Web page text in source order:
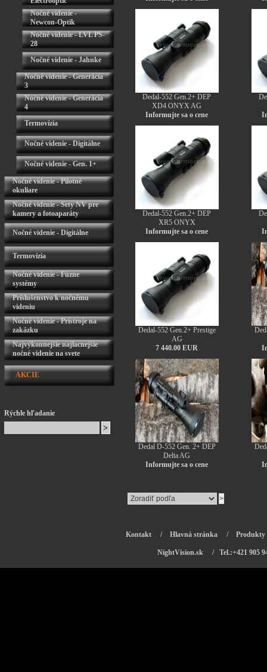
Nočné videnie -
Newcon-Optik
Nočné videnie - LVL PS-
28
Nočné videnie - Jahnke
Nočné videnie - Generácia
3
Nočné videnie - Generácia
4
Termovízia
Nočné videnie - Digitálne
Nočné videnie - Gen. 1+
Nočné videnie - Pilotné
okuliare
Nočné videnie - Sety NV pre
kamery a fotoaparáty
Nočné videnie - Digitálne
Termovízia
Nočné videnie - Fúzne
systémy
Príslušenstvo k nočnému
videniu
Nočné videnie - Prístroje na
zakázku
Najvýkonnejšie najlacnejšie
nočné videnie na svete
AKCIE
Rýchle hľadanie
Dedal-552 Gen.2+ DEP
XD4 ONYX AG
Informujte sa o cene
Dedal-552 Gen.2+ DEP
XR5 ONYX
Informujte sa o cene
Dedal-552 Gen.2+ Prestige
AG
7 440.00 EUR
Dedal D-552 Gen. 2+ DEP
Delta AG
Informujte sa o cene
Kontakt / Hlavná stránka / Produkty
NightVision.sk / Tel.:+421 905